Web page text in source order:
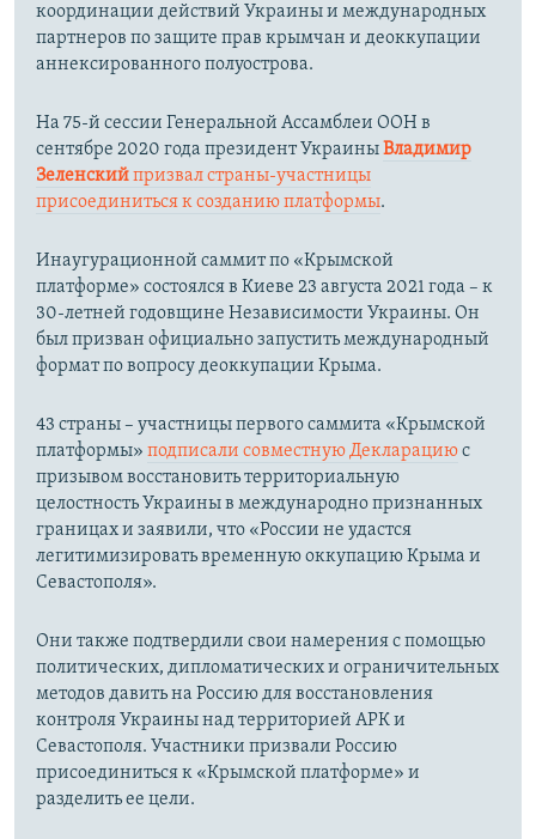
координации действий Украины и международных
партнеров по защите прав крымчан и деоккупации
аннексированного полуострова.
На 75-й сессии Генеральной Ассамблеи ООН в
сентябре 2020 года президент УкраиныВладимир
Зеленскийпризвал страны-участницы
присоединиться к созданию платформы.
Инаугурационной саммит по «Крымской
платформе» состоялся в Киеве 23 августа 2021 года – к
30-летней годовщине Независимости Украины. Он
был призван официально запустить международный
формат по вопросу деоккупации Крыма.
43 страны – участницы первого саммита «Крымской
платформы» подписали совместную Декларациюс
призывом восстановить территориальную
целостность Украины в международно признанных
границах и заявили, что «России не удастся
легитимизировать временную оккупацию Крыма и
Севастополя».
Они также подтвердили свои намерения с помощью
политических, дипломатических и ограничительных
методов давить на Россию для восстановления
контроля Украины над территорией АРК и
Севастополя. Участники призвали Россию
присоединиться к «Крымской платформе» и
разделить ее цели.